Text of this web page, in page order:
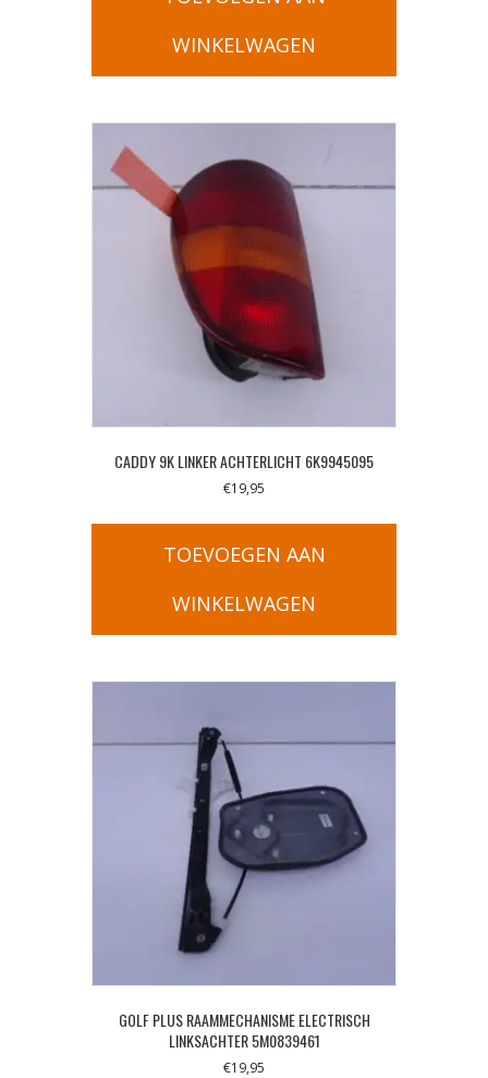
WINKELWAGEN
CADDY 9K LINKER ACHTERLICHT 6K9945095
€19,95
TOEVOEGEN AAN
WINKELWAGEN
GOLF PLUS RAAMMECHANISME ELECTRISCH
LINKSACHTER 5M0839461
€19,95